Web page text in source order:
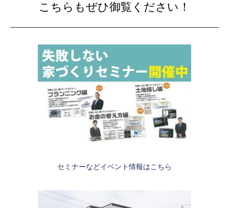
こちらもぜひ御覧ください！
セミナーなどイベント情報はこちら